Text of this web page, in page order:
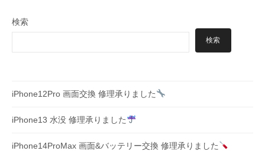
送
検索
検索
iPhone12Pro 画面交換 修理承りました
iPhone13 水没 修理承りました
iPhone14ProMax 画面&バッテリー交換 修理承りました